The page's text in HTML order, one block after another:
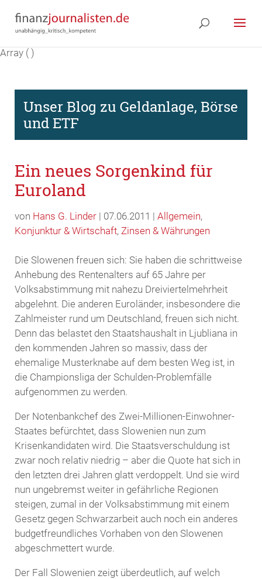
Array ( )
Unser Blog zu Geldanlage, Börse
und ETF
Ein neues Sorgenkind für
Euroland
von Hans G. Linder| 07.06.2011 | Allgemein,
Konjunktur & Wirtschaft, Zinsen & Währungen
Die Slowenen freuen sich: Sie haben die schrittweise
Anhebung des Rentenalters auf 65 Jahre per
Volksabstimmung mit nahezu Dreiviertelmehrheit
abgelehnt. Die anderen Euroländer, insbesondere die
Zahlmeister rund um Deutschland, freuen sich nicht.
Denn das belastet den Staatshaushalt in Ljubliana in
den kommenden Jahren so massiv, dass der
ehemalige Musterknabe auf dem besten Weg ist, in
die Championsliga der Schulden-Problemfälle
aufgenommen zu werden.
Der Notenbankchef des Zwei-Millionen-Einwohner-
Staates befürchtet, dass Slowenien nun zum
Krisenkandidaten wird. Die Staatsverschuldung ist
zwar noch relativ niedrig – aber die Quote hat sich in
den letzten drei Jahren glatt verdoppelt. Und sie wird
nun ungebremst weiter in gefährliche Regionen
steigen, zumal in der Volksabstimmung mit einem
Gesetz gegen Schwarzarbeit auch noch ein anderes
budgetfreundliches Vorhaben von den Slowenen
abgeschmettert wurde.
Der Fall Slowenien zeigt überdeutlich, auf welch